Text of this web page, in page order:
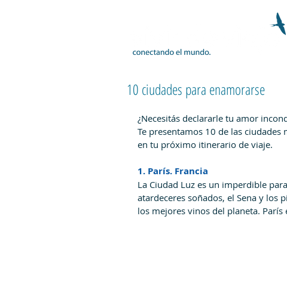
10 ciudades para enamorarse
¿Necesitás declararle tu amor
Te presentamos 10 de las
en tu próximo itinerario de viaje.
1. París. Francia
La Ciudad Luz es un imperdible
atardeceres soñados, el Sena y los
los mejores vinos del planeta.